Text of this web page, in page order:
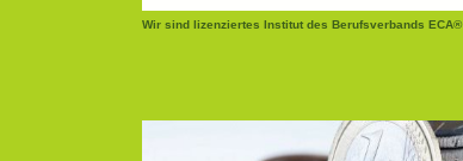
Wir sind lizenziertes Institut des Berufsverbands ECA®